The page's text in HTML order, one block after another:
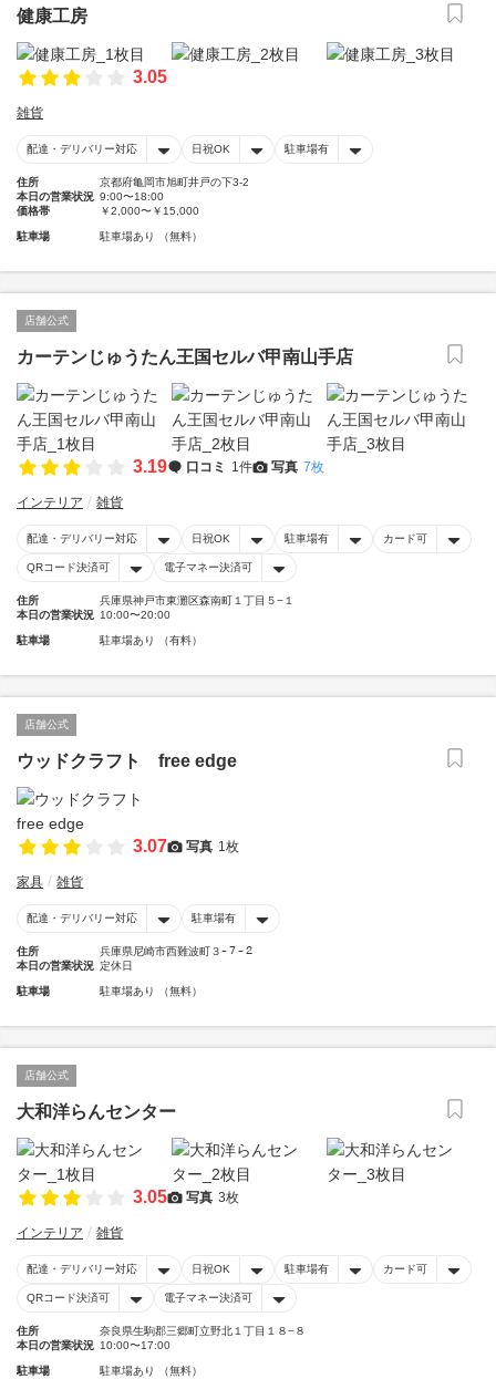
健康工房
3.05
雑貨
配達・デリバリー対応 日祝OK 駐車場有
住所
京都府亀岡市旭町井戸の下3-2
本日の営業状況 9:00〜18:00
価格帯
￥2,000〜￥15,000
駐車場 駐車場あり （無料）
店舗公式
カーテンじゅうたん王国セルバ甲南山手店
3.19 口コミ 1件 写真 7枚
インテリア 雑貨
配達・デリバリー対応 日祝OK 駐車場有 カード可
QRコード決済可 電子マネー決済可
住所
兵庫県神戸市東灘区森南町１丁目５−１
本日の営業状況 10:00〜20:00
駐車場 駐車場あり （有料）
店舗公式
ウッドクラフト free edge
3.07 写真 1枚
家具 雑貨
配達・デリバリー対応 駐車場有
住所
兵庫県尼崎市西難波町３ｰ７ｰ２
本日の営業状況 定休日
駐車場 駐車場あり （無料）
店舗公式
大和洋らんセンター
3.05 写真 3枚
インテリア 雑貨
配達・デリバリー対応 日祝OK 駐車場有 カード可
QRコード決済可 電子マネー決済可
住所
奈良県生駒郡三郷町立野北１丁目１８−８
本日の営業状況 10:00〜17:00
駐車場 駐車場あり （無料）